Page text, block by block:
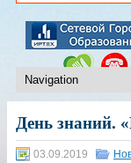
День знаний.
03.09.2019